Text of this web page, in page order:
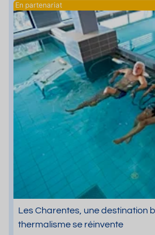
Les Charentes, une destination
thermalisme se réinvente